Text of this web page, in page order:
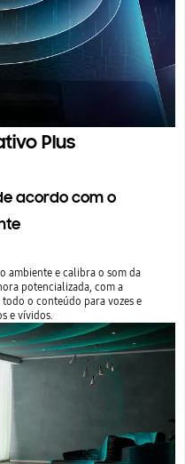
Plus
acordo com o
ambiente e calibra o som da
potencializada, com a
o conteúdo para vozes e
e vívidos.